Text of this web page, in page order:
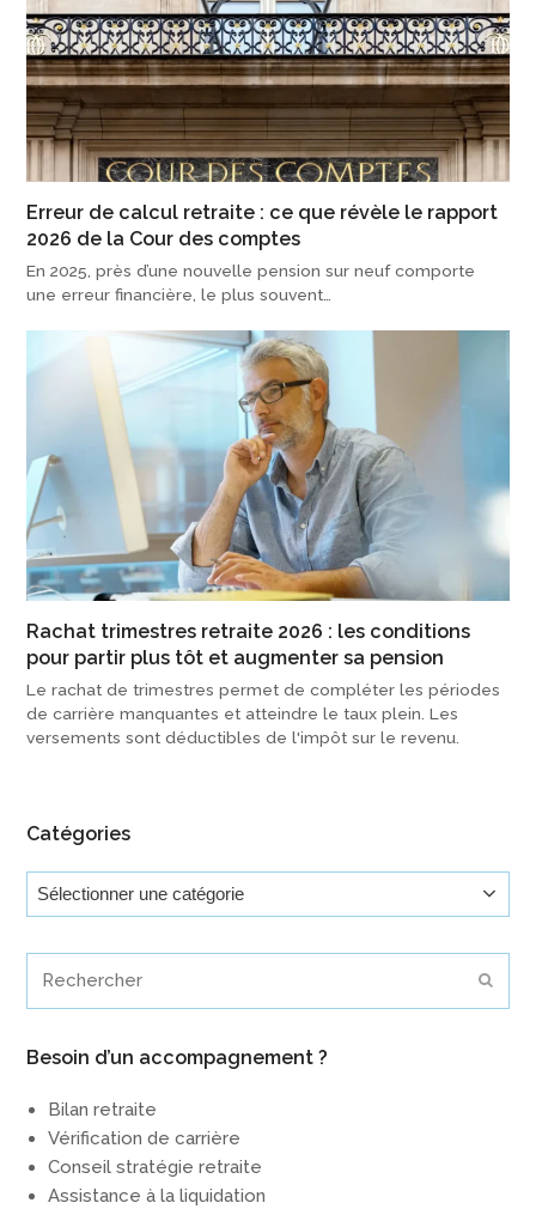
Erreur de calcul retraite : ce que révèle le rapport
2026 de la Cour des comptes
En 2025, près d’une nouvelle pension sur neuf comporte
une erreur financière, le plus souvent…
Rachat trimestres retraite 2026 : les conditions
pour partir plus tôt et augmenter sa pension
Le rachat de trimestres permet de compléter les périodes
de carrière manquantes et atteindre le taux plein. Les
versements sont déductibles de l'impôt sur le revenu.
Catégories
Catégories
Besoin d’un accompagnement ?
Bilan retraite
Vérification de carrière
Conseil stratégie retraite
Assistance à la liquidation